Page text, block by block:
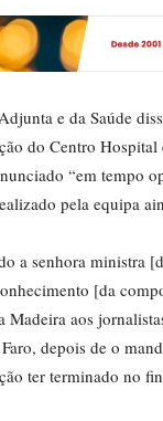
e da Saúde
do Centro
“em tempo
pela equipa
a senhora ministra
[da
Madeira aos
depois de o
ter terminado no